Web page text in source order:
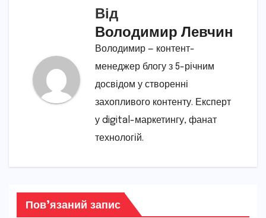
Від
Володимир Левчин
Володимир — контент-
менеджер блогу з 5-річним
досвідом у створенні
захопливого контенту. Експерт
у digital-маркетингу, фанат
технологій.
Пов’язаний запис